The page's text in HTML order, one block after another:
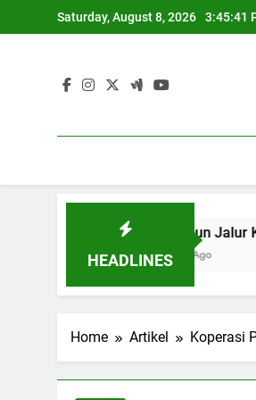
to
Saturday, August 8, 2026 3:45:42
HEADLINES
3 Months Ago
Home Artikel Koperasi